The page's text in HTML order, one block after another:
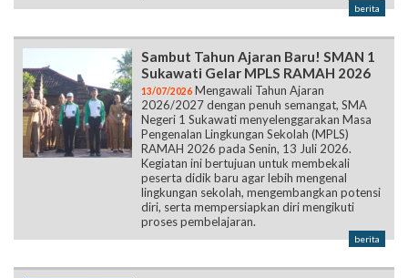
berita
Sambut Tahun Ajaran Baru! SMAN 1
Sukawati Gelar MPLS RAMAH 2026
13/07/2026 Mengawali Tahun Ajaran
2026/2027 dengan penuh semangat, SMA
Negeri 1 Sukawati menyelenggarakan Masa
Pengenalan Lingkungan Sekolah (MPLS)
RAMAH 2026 pada Senin, 13 Juli 2026.
Kegiatan ini bertujuan untuk membekali
peserta didik baru agar lebih mengenal
lingkungan sekolah, mengembangkan potensi
diri, serta mempersiapkan diri mengikuti
proses pembelajaran.
berita